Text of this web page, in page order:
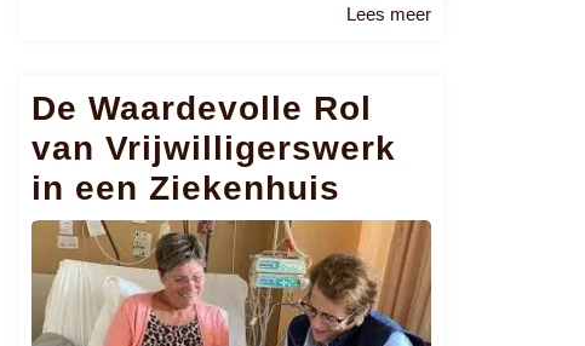
Lees meerLees
De Waardevolle Rol
van Vrijwilligerswerk
in een Ziekenhuis